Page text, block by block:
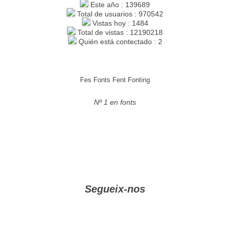
Este año : 139689
Total de usuarios : 970542
Vistas hoy : 1484
Total de vistas : 12190218
Quién está contectado : 2
Fes Fonts Fent Fonting
Nº 1 en fonts
Segueix-nos